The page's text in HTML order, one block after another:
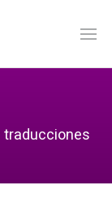
traducciones